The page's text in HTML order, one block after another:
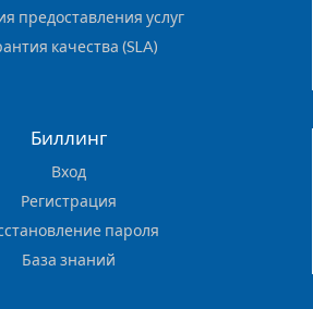
предоставления услуг
качества (SLA)
Биллинг
Вход
Регистрация
пароля
База знаний